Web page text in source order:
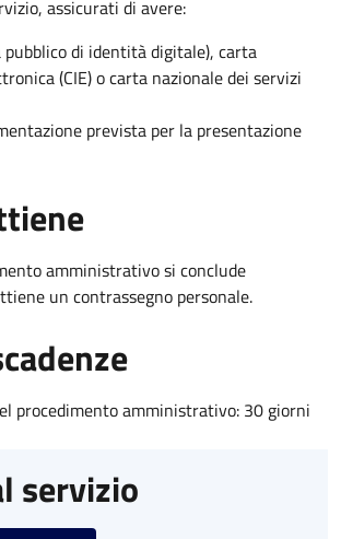
assicurati di avere:
pubblico di identità digitale), carta
(CIE) o carta nazionale dei servizi
prevista per la presentazione
amministrativo si conclude
un contrassegno personale.
procedimento amministrativo: 30 giorni
servizio